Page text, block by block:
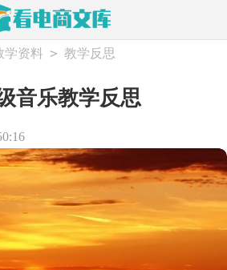
学资料 > 教学反思
音乐教学反思